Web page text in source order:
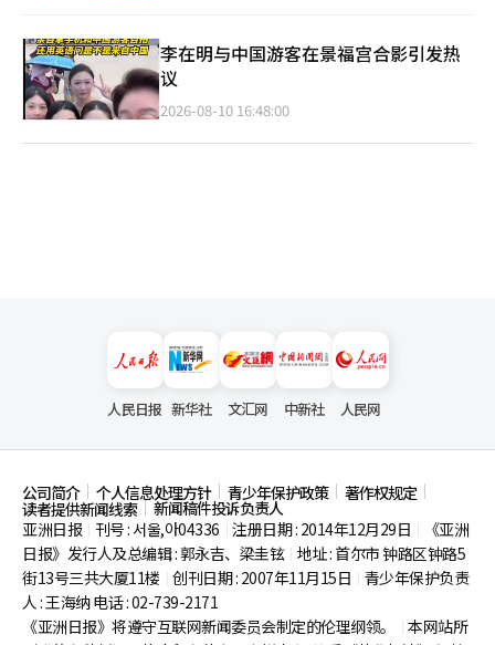
李在明与中国游客在景福宫合影引发热
议
2026-08-10 16:48:00
人民日报 新华社 文汇网 中新社 人民网
公司简介 个人信息处理方针 青少年保护政策 著作权规定
读者提供新闻线索
新闻稿件投诉负责人
亚洲日报
刊号 : 서울,아04336 注册日期 : 2014年12月29日
《亚洲
日报》发行人及总编辑 : 郭永吉、梁圭铉 地址 : 首尔市钟路区钟路5
街13号三共大厦11楼 创刊日期 : 2007年11月15日
青少年保护负责
人 : 王海纳 电话 : 02-739-2171
《亚洲日报》将遵守互联网新闻委员会制定的伦理纲领。
本网站所